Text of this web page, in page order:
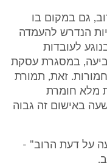
גם במקום בו
הנדרש להעמדה
לעובדות
במסגרת עסקת
זאת, תמורת
מלא חומרת
באישום זה גבוה
על דעת הרוב" -